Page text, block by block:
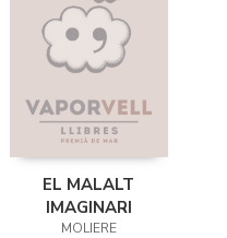
EL MALALT
IMAGINARI
MOLIERE